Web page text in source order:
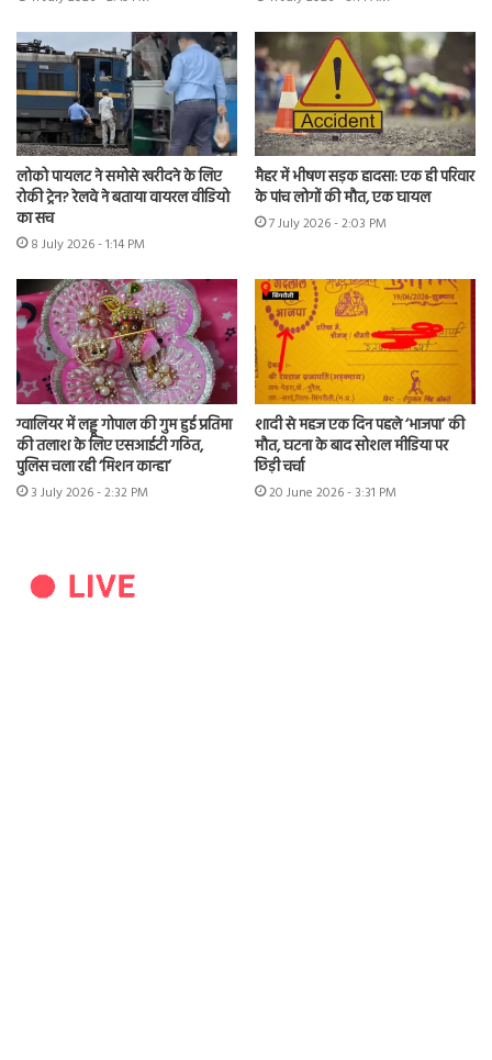
लोको पायलट ने समोसे खरीदने के लिए
रोकी ट्रेन? रेलवे ने बताया वायरल वीडियो
का सच
8 July 2026 - 1:14 PM
मैहर में भीषण सड़क हादसा: एक ही परिवार
के पांच लोगों की मौत, एक घायल
7 July 2026 - 2:03 PM
ग्वालियर में लड्डू गोपाल की गुम हुई प्रतिमा
की तलाश के लिए एसआईटी गठित,
पुलिस चला रही ‘मिशन कान्हा’
3 July 2026 - 2:32 PM
शादी से महज एक दिन पहले ‘भाजपा’ की
मौत, घटना के बाद सोशल मीडिया पर
छिड़ी चर्चा
20 June 2026 - 3:31 PM